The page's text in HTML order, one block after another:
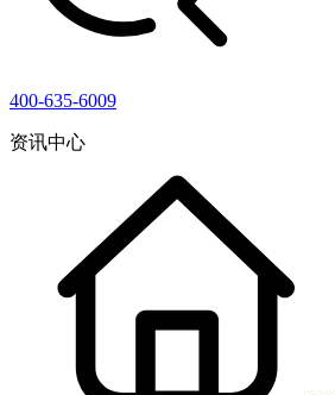
400-635-6009
资讯中心